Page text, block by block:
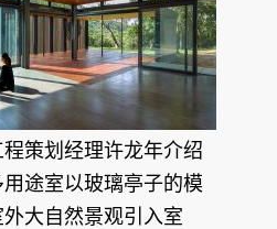
策划经理许龙年介绍
途室以玻璃亭子的模
大自然景观引入室